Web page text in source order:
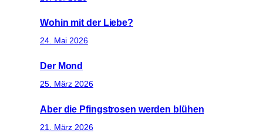
Wohin mit der Liebe?
24. Mai 2026
Der Mond
25. März 2026
Aber die Pfingstrosen werden blühen
21. März 2026